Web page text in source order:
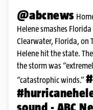
@abcnews
Helene smashes
Clearwater, Florida, on
Helene hit the state.
the storm was
“catastrophic winds.”
sound - ABC